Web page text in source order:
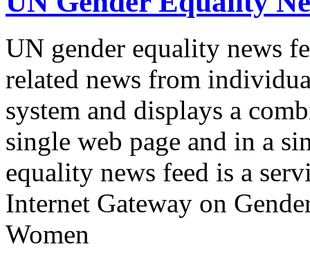
UN gender equality news
related news from
system and displays a
single web page and in a
equality news feed is a
Internet Gateway on
Women